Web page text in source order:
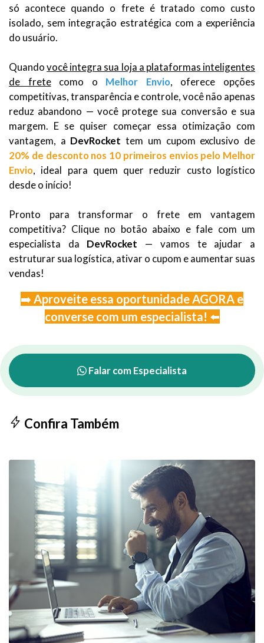
só acontece quando o frete é tratado como custo
isolado, sem integração estratégica com a experiência
do usuário.
Quandovocê integra sua loja a plataformas inteligentes
de fretecomo o Melhor Envio, oferece opções
competitivas, transparência e controle, você não apenas
reduz abandono — você protege sua conversão e sua
margem. E se quiser começar essa otimização com
vantagem, a DevRockettem um cupom exclusivo de
20% de desconto nos 10 primeiros envios pelo Melhor
Envio, ideal para quem quer reduzir custo logístico
desde o início!
Pronto para transformar o frete em vantagem
competitiva? Clique no botão abaixo e fale com um
especialista da DevRocket — vamos te ajudar a
estruturar sua logística, ativar o cupom e aumentar suas
vendas!
➡️ Aproveite essa oportunidade AGORA e
converse com um especialista! ⬅️
Falar com Especialista
Confira Também